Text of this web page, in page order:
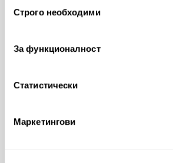
наСтрого необходими
За функционалност
Статистически
Маркетингови